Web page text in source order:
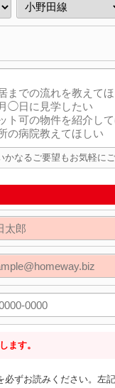
かなるご要望もお気軽に
ます。
必ずお読みください。左